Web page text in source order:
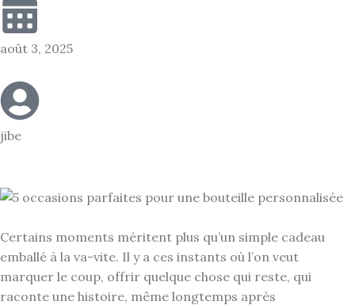
août 3, 2025
jibe
Certains moments méritent plus qu’un simple cadeau
emballé à la va-vite. Il y a ces instants où l’on veut
marquer le coup, offrir quelque chose qui reste, qui
raconte une histoire, même longtemps après